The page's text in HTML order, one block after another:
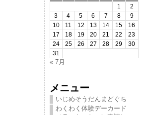
1
2
3
4 5 6 7 8
9
10
11 12 13 14 15
16
17
18 19 20 21 22
23
24
25 26 27 28 29
30
31
« 7月
メニュー
いじめそうだんまどぐち
わくわく体験デーカード